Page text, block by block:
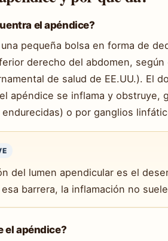
el apéndice?
pequeña bolsa en forma de
derecho del abdomen, según
de salud de EE.UU.). El
apéndice se inflama y obstruye,
o por ganglios
del lumen apendicular es el
barrera, la inflamación no
el apéndice?